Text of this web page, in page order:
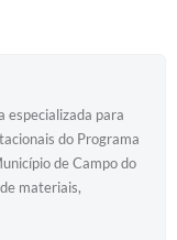
especializada para
do Programa
de Campo do
materiais,